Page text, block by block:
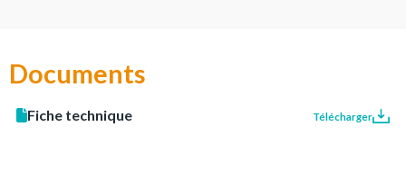
Documents
Fiche technique Télécharger